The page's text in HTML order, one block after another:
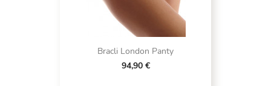
Bracli London Panty
94,90 €